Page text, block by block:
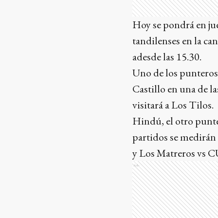
Hoy se pondrá en
tandilenses en la
adesde las 15.30.
Uno de los
Castillo en una de
visitará a Los Tilos.
Hindú, el otro
partidos se
y Los Matreros vs
Ads